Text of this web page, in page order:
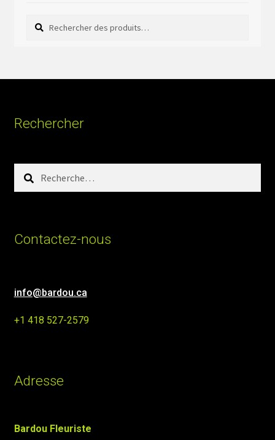
Rechercher :
Rechercher
Rechercher
Contactez-nous
info@bardou.ca
+1 418 527-2579
Adresse
Bardou Fleuriste